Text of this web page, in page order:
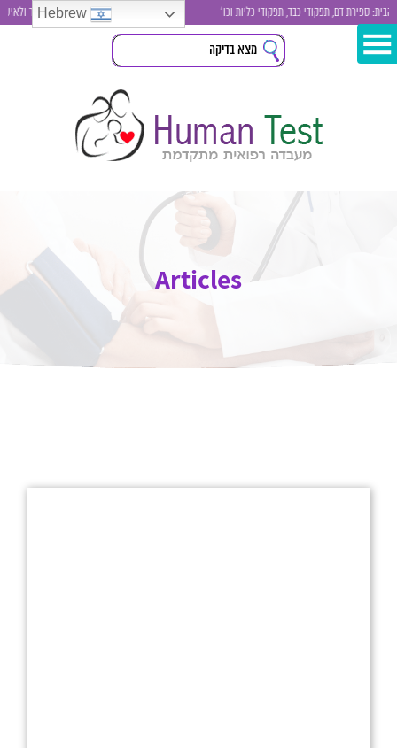
ספירת דם, תפקודי כבד, תפקודי כליות וכו' בדיקות סקר לגבר ולאישה ,
Articles
Hebrew